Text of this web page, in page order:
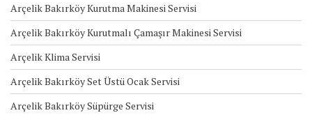
Arçelik Bakırköy Kurutma Makinesi Servisi
Arçelik Bakırköy Kurutmalı Çamaşır Makinesi Servisi
Arçelik Klima Servisi
Arçelik Bakırköy Set Üstü Ocak Servisi
Arçelik Bakırköy Süpürge Servisi